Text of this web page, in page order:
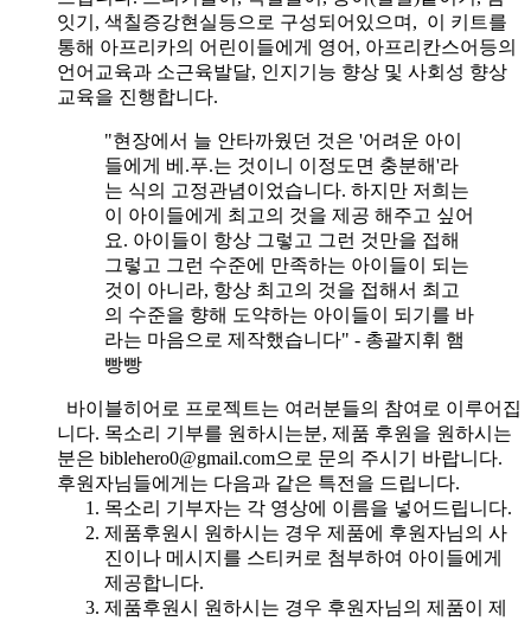
잇기, 색칠증강현실등으로 구성되어있으며, 이 키트를
통해 아프리카의 어린이들에게 영어, 아프리칸스어등의
언어교육과 소근육발달, 인지기능 향상 및 사회성 향상
교육을 진행합니다.
"현장에서 늘 안타까웠던 것은 '어려운 아이
들에게 베.푸.는 것이니 이정도면 충분해'라
는 식의 고정관념이었습니다. 하지만 저희는
이 아이들에게 최고의 것을 제공 해주고 싶어
요. 아이들이 항상 그렇고 그런 것만을 접해
그렇고 그런 수준에 만족하는 아이들이 되는
것이 아니라, 항상 최고의 것을 접해서 최고
의 수준을 향해 도약하는 아이들이 되기를 바
라는 마음으로 제작했습니다" - 총괄지휘 햄
빵빵
바이블히어로 프로젝트는 여러분들의 참여로 이루어집
니다. 목소리 기부를 원하시는분, 제품 후원을 원하시는
분은 biblehero0@gmail.com으로 문의 주시기 바랍니다.
후원자님들에게는 다음과 같은 특전을 드립니다.
목소리 기부자는 각 영상에 이름을 넣어드립니다.
제품후원시 원하시는 경우 제품에 후원자님의 사
진이나 메시지를 스티커로 첨부하여 아이들에게
제공합니다.
제품후원시 원하시는 경우 후원자님의 제품이 제